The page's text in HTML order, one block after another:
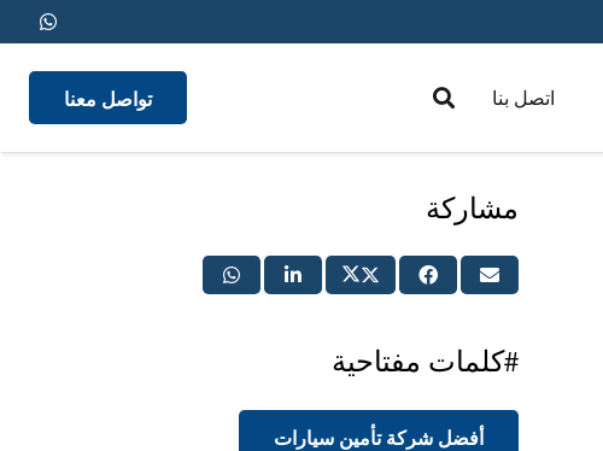
اتصل بنا تواصل معنا
مشاركة
#كلمات مفتاحية
أفضل شركة تأمين سيارات